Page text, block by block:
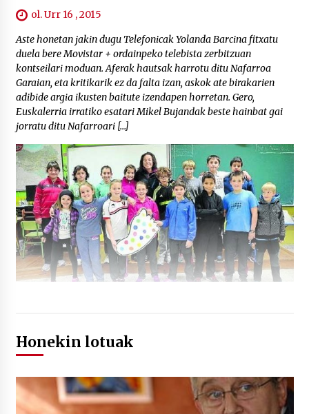
ol. Urr 16 , 2015
Aste honetan jakin dugu Telefonicak Yolanda Barcina fitxatu
duela bere Movistar + ordainpeko telebista zerbitzuan
kontseilari moduan. Aferak hautsak harrotu ditu Nafarroa
Garaian, eta kritikarik ez da falta izan, askok ate birakarien
adibide argia ikusten baitute izendapen horretan. Gero,
Euskalerria irratiko esatari Mikel Bujandak beste hainbat gai
jorratu ditu Nafarroari […]
Honekin lotuak